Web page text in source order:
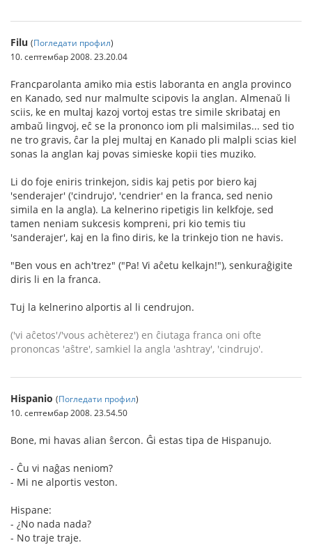
Filu (Погледати профил)
10. септембар 2008. 23.20.04
Francparolanta amiko mia estis laboranta en angla provinco
en Kanado, sed nur malmulte scipovis la anglan. Almenaŭ li
sciis, ke en multaj kazoj vortoj estas tre simile skribataj en
ambaŭ lingvoj, eĉ se la prononco iom pli malsimilas... sed tio
ne tro gravis, ĉar la plej multaj en Kanado pli malpli scias kiel
sonas la anglan kaj povas simieske kopii ties muziko.
Li do foje eniris trinkejon, sidis kaj petis por biero kaj
'senderajer' ('cindrujo', 'cendrier' en la franca, sed nenio
simila en la angla). La kelnerino ripetigis lin kelkfoje, sed
tamen neniam sukcesis kompreni, pri kio temis tiu
'sanderajer', kaj en la fino diris, ke la trinkejo tion ne havis.
"Ben vous en ach'trez" ("Pa! Vi aĉetu kelkajn!"), senkuraĝigite
diris li en la franca.
Tuj la kelnerino alportis al li cendrujon.
('vi aĉetos'/'vous achèterez') en ĉiutaga franca oni ofte
prononcas 'aŝtre', samkiel la angla 'ashtray', 'cindrujo'.
Hispanio (Погледати профил)
10. септембар 2008. 23.54.50
Bone, mi havas alian ŝercon. Ĝi estas tipa de Hispanujo.
- Ĉu vi naĝas neniom?
- Mi ne alportis veston.
Hispane:
- ¿No nada nada?
- No traje traje.